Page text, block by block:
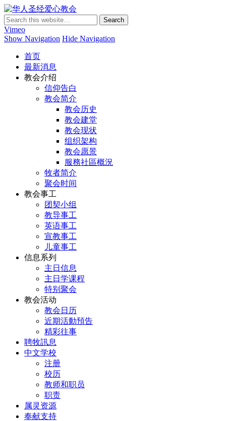
Vimeo
Show Navigation Hide Navigation
首页
最新消息
教会介绍
信仰告白
教会简介
教会历史
教会建堂
教会现状
组织架构
教会愿景
服務社區概況
牧者简介
聚会时间
教会事工
团契小组
教导事工
英语事工
宣教事工
儿童事工
信息系列
主日信息
主日学课程
特别聚会
教会活动
教会日历
近期活動預告
精彩往事
聘牧訊息
中文学校
注册
校历
教师和职员
职责
属灵资源
奉献支持